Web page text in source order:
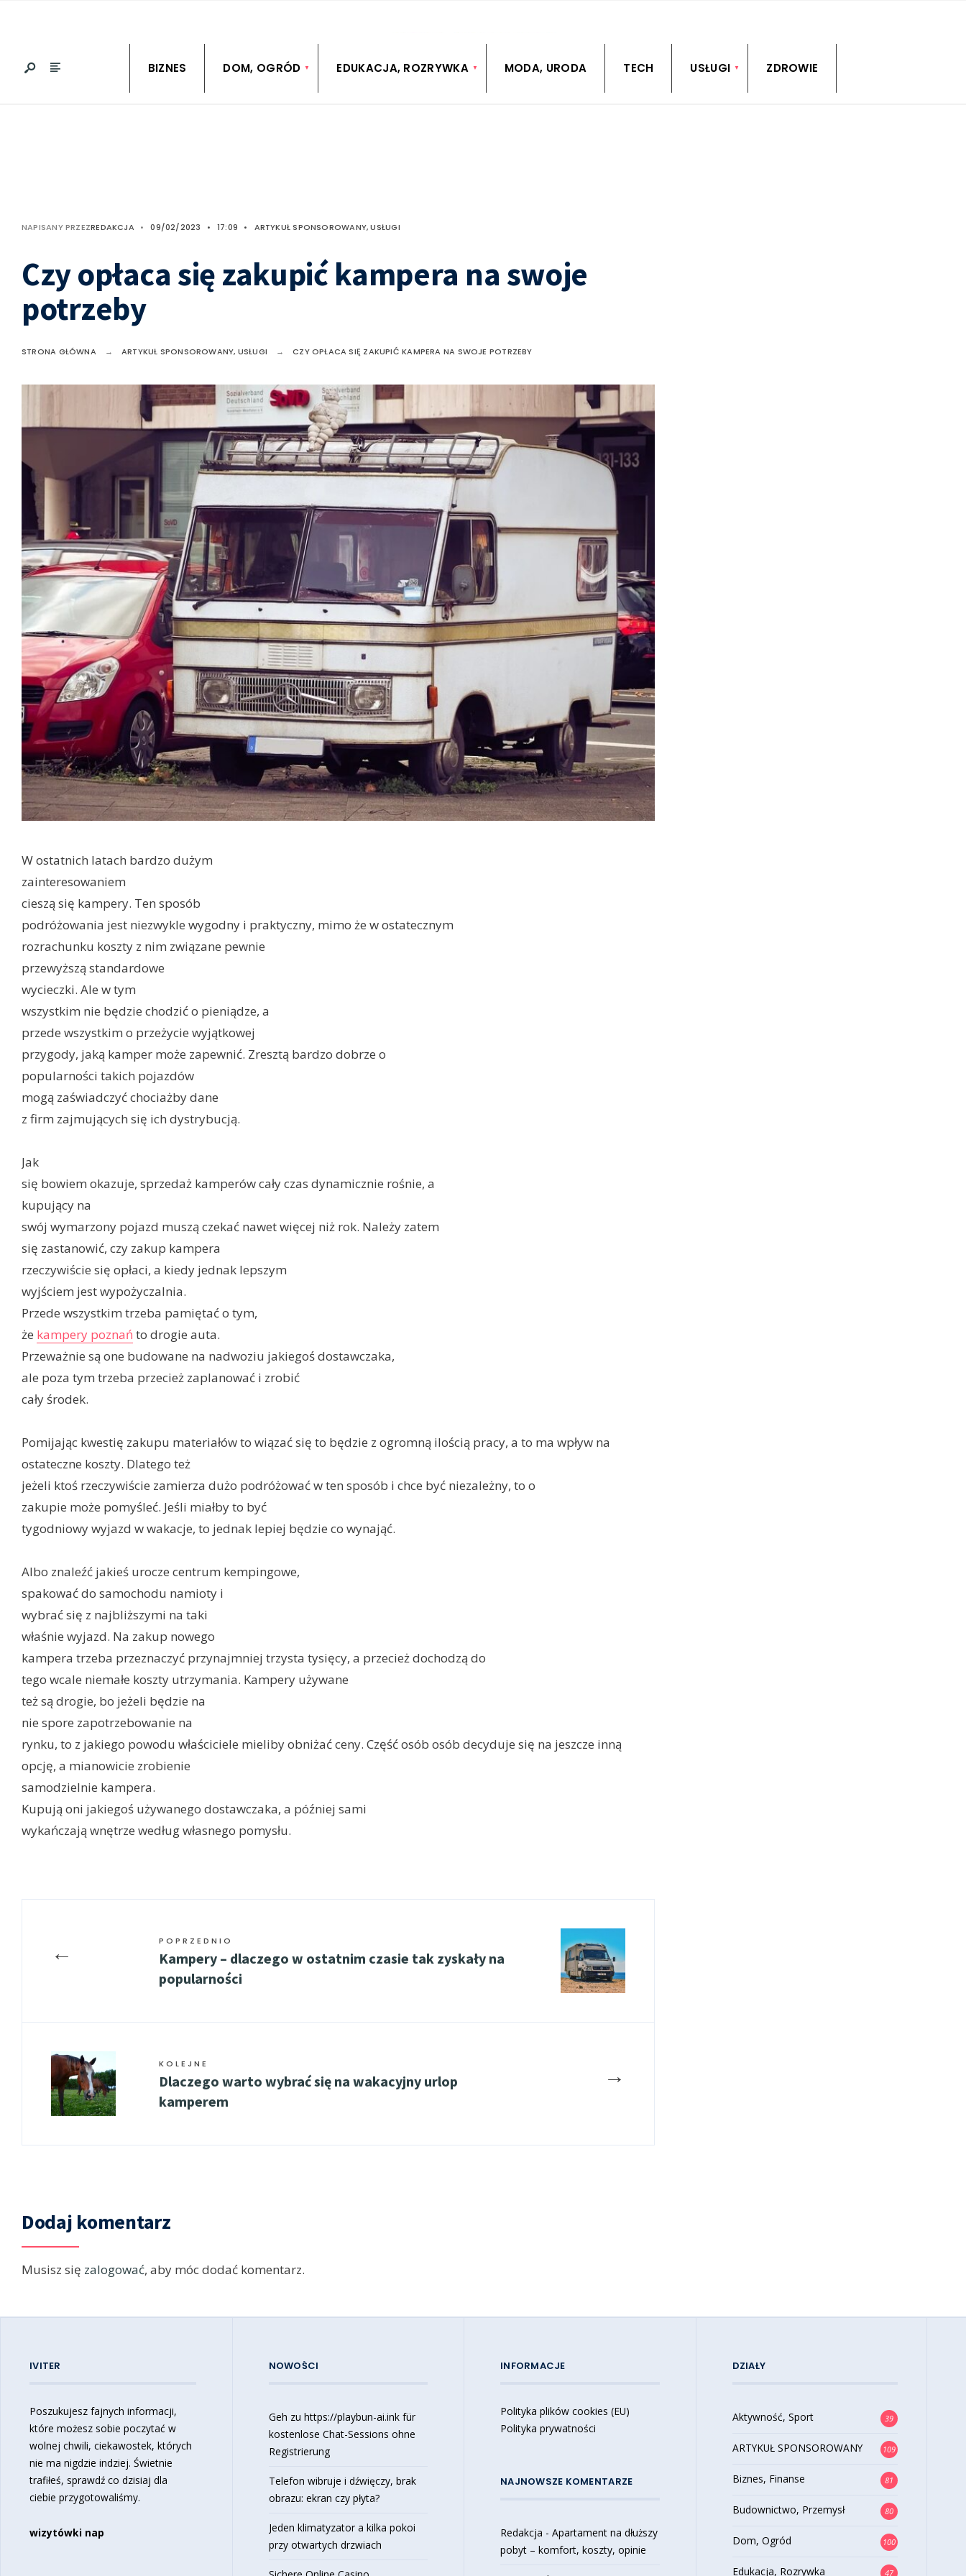
BIZNES DOM, OGRÓD EDUKACJA, ROZRYWKA MODA, URODA TECH USŁUGI ZDROWIE
NAPISANY PRZEZREDAKCJA • 09/02/2023 • 17:09 • ARTYKUŁ SPONSOROWANY,USŁUGI
Czy opłaca się zakupić kampera na swoje
potrzeby
STRONA GŁÓWNA ARTYKUŁ SPONSOROWANY, USŁUGI CZY OPŁACA SIĘ ZAKUPIĆ KAMPERA NA SWOJE POTRZEBY
W ostatnich latach bardzo dużym
zainteresowaniem
cieszą się kampery. Ten sposób
podróżowania jest niezwykle wygodny i praktyczny, mimo że w ostatecznym
rozrachunku koszty z nim związane pewnie
przewyższą standardowe
wycieczki. Ale w tym
wszystkim nie będzie chodzić o pieniądze, a
przede wszystkim o przeżycie wyjątkowej
przygody, jaką kamper może zapewnić. Zresztą bardzo dobrze o
popularności takich pojazdów
mogą zaświadczyć chociażby dane
z firm zajmujących się ich dystrybucją.
Jak
się bowiem okazuje, sprzedaż kamperów cały czas dynamicznie rośnie, a
kupujący na
swój wymarzony pojazd muszą czekać nawet więcej niż rok. Należy zatem
się zastanowić, czy zakup kampera
rzeczywiście się opłaci, a kiedy jednak lepszym
wyjściem jest wypożyczalnia.
Przede wszystkim trzeba pamiętać o tym,
że kampery poznań to drogie auta.
Przeważnie są one budowane na nadwoziu jakiegoś dostawczaka,
ale poza tym trzeba przecież zaplanować i zrobić
cały środek.
Pomijając kwestię zakupu materiałów to wiązać się to będzie z ogromną ilością pracy, a to ma wpływ na
ostateczne koszty. Dlatego też
jeżeli ktoś rzeczywiście zamierza dużo podróżować w ten sposób i chce być niezależny, to o
zakupie może pomyśleć. Jeśli miałby to być
tygodniowy wyjazd w wakacje, to jednak lepiej będzie co wynająć.
Albo znaleźć jakieś urocze centrum kempingowe,
spakować do samochodu namioty i
wybrać się z najbliższymi na taki
właśnie wyjazd. Na zakup nowego
kampera trzeba przeznaczyć przynajmniej trzysta tysięcy, a przecież dochodzą do
tego wcale niemałe koszty utrzymania. Kampery używane
też są drogie, bo jeżeli będzie na
nie spore zapotrzebowanie na
rynku, to z jakiego powodu właściciele mieliby obniżać ceny. Część osób osób decyduje się na jeszcze inną
opcję, a mianowicie zrobienie
samodzielnie kampera.
Kupują oni jakiegoś używanego dostawczaka, a później sami
wykańczają wnętrze według własnego pomysłu.
← POPRZEDNIO
Kampery – dlaczego w ostatnim czasie tak zyskały na
popularności
→
KOLEJNE
Dlaczego warto wybrać się na wakacyjny urlop
kamperem
Dodaj komentarz
Musisz się zalogować, aby móc dodać komentarz.
IVITER
Poszukujesz fajnych informacji,
które możesz sobie poczytać w
wolnej chwili, ciekawostek, których
nie ma nigdzie indziej. Świetnie
trafiłeś, sprawdź co dzisiaj dla
ciebie przygotowaliśmy.
wizytówki nap
NOWOŚCI
Geh zu https://playbun-ai.ink für
kostenlose Chat-Sessions ohne
Registrierung
Telefon wibruje i dźwięczy, brak
obrazu: ekran czy płyta?
Jeden klimatyzator a kilka pokoi
przy otwartych drzwiach
INFORMACJE
Polityka plików cookies (EU)
Polityka prywatności
NAJNOWSZE KOMENTARZE
Redakcja -Apartament na dłuższy
pobyt – komfort, koszty, opinie
DZIAŁY
Aktywność, Sport 39
ARTYKUŁ SPONSOROWANY 109
Biznes, Finanse 81
Budownictwo, Przemysł 80
Dom, Ogród 100
Edukacja, Rozrywka 47